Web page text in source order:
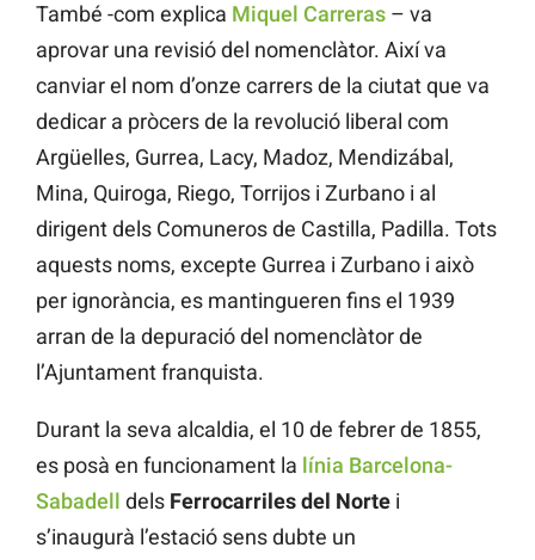
També -com explica Miquel Carreras – va
aprovar una revisió del nomenclàtor. Així va
canviar el nom d’onze carrers de la ciutat que va
dedicar a pròcers de la revolució liberal com
Argüelles, Gurrea, Lacy, Madoz, Mendizábal,
Mina, Quiroga, Riego, Torrijos i Zurbano i al
dirigent dels Comuneros de Castilla, Padilla. Tots
aquests noms, excepte Gurrea i Zurbano i això
per ignorància, es mantingueren fins el 1939
arran de la depuració del nomenclàtor de
l’Ajuntament franquista.
Durant la seva alcaldia, el 10 de febrer de 1855,
es posà en funcionament la línia Barcelona-
Sabadell dels Ferrocarriles del Norte i
s’inaugurà l’estació sens dubte un